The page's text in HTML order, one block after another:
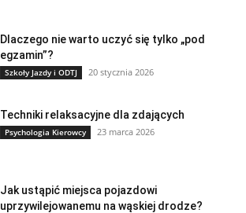
Dlaczego nie warto uczyć się tylko „pod
egzamin”?
Szkoły Jazdy i ODTJ 20 stycznia 2026
Techniki relaksacyjne dla zdających
Psychologia Kierowcy 23 marca 2026
Jak ustąpić miejsca pojazdowi
uprzywilejowanemu na wąskiej drodze?